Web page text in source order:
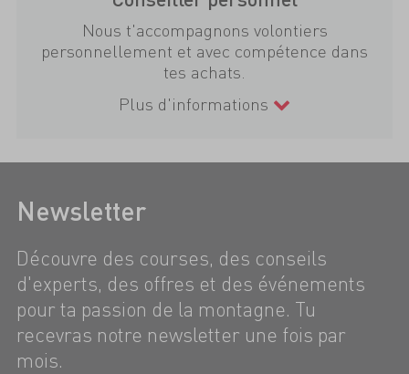
Nous t'accompagnons volontiers
personnellement et avec compétence dans
tes achats.
Plus d'informations
Newsletter
Découvre des courses, des conseils
d'experts, des offres et des événements
pour ta passion de la montagne. Tu
recevras notre newsletter une fois par
mois.